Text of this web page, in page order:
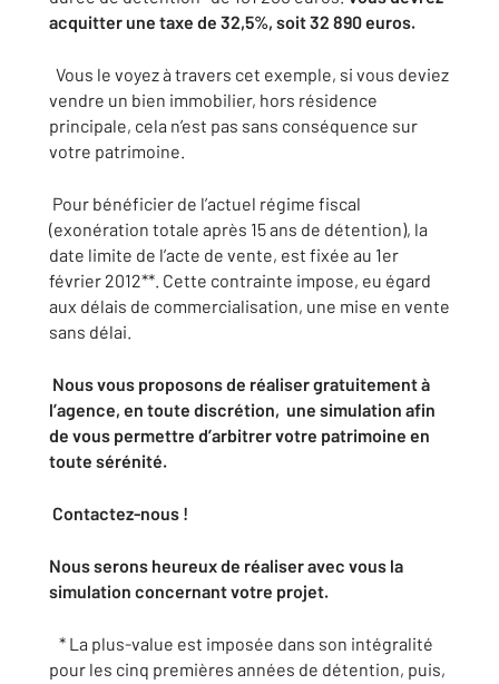
acquitter une taxe de 32,5%, soit 32 890 euros.
Vous le voyez à travers cet exemple, si vous deviez
vendre un bien immobilier, hors résidence
principale, cela n’est pas sans conséquence sur
votre patrimoine.
Pour bénéficier de l’actuel régime fiscal
(exonération totale après 15 ans de détention), la
date limite de l’acte de vente, est fixée au 1er
février 2012**. Cette contrainte impose, eu égard
aux délais de commercialisation, une mise en vente
sans délai.
Nous vous proposons de réaliser gratuitement à
l’agence, en toute discrétion, une simulation afin
de vous permettre d’arbitrer votre patrimoine en
toute sérénité.
Contactez-nous !
Nous serons heureux de réaliser avec vous la
simulation concernant votre projet.
* La plus-value est imposée dans son intégralité
pour les cinq premières années de détention, puis,